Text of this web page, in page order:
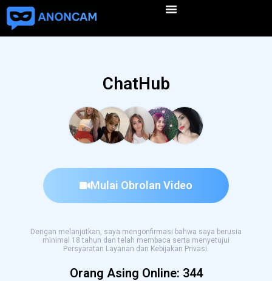
ChatHub
Mulai Obrolan Video
Dengan melanjutkan, saya mengonfirmasi bahwa saya berusia
minimal 18 tahun dan telah membaca serta menyetujui
Persyaratan Layanan dan Kebijakan Privasi.
Orang Asing Online: 344